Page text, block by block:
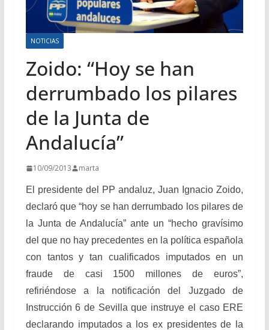
NOTICIAS
Zoido: “Hoy se han
derrumbado los pilares
de la Junta de
Andalucía”
10/09/2013 marta
El presidente del PP andaluz, Juan Ignacio Zoido,
declaró que “hoy se han derrumbado los pilares de
la Junta de Andalucía” ante un “hecho gravísimo
del que no hay precedentes en la política española
con tantos y tan cualificados imputados en un
fraude de casi 1500 millones de euros”,
refiriéndose a la notificación del Juzgado de
Instrucción 6 de Sevilla que instruye el caso ERE
declarando imputados a los ex presidentes de la